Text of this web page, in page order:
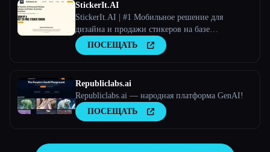
StickerIt.AI
StickerIt.AI | #1 Мобильное решение для
дизайна и продажи стикеров на базе
искусственного интеллекта
ПОСЕЩАТЬ
Republiclabs.ai
Republiclabs.ai — народная платформа GenAI!
ПОСЕЩАТЬ